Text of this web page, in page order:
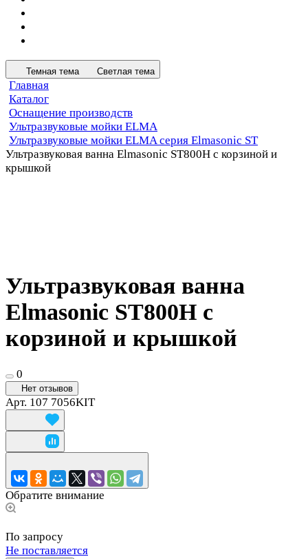
Темная тема Светлая тема
Главная
Каталог
Оснащение производств
Ультразвуковые мойки ELMA
Ультразвуковые мойки ELMA серия Elmasonic ST
Ультразвуковая ванна Elmasonic ST800H c корзиной и
крышкой
Ультразвуковая ванна
Elmasonic ST800H c
корзиной и крышкой
0
Нет отзывов
Арт. 107 7056KIT
Обратите внимание
По запросу
Не поставляется